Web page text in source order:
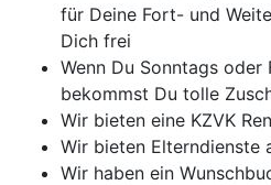
für Deine Fort- und
Dich frei
Wenn Du Sonntags
bekommst Du tolle
Wir bieten eine KZVK
Wir bieten Elterndienste
Wir haben ein